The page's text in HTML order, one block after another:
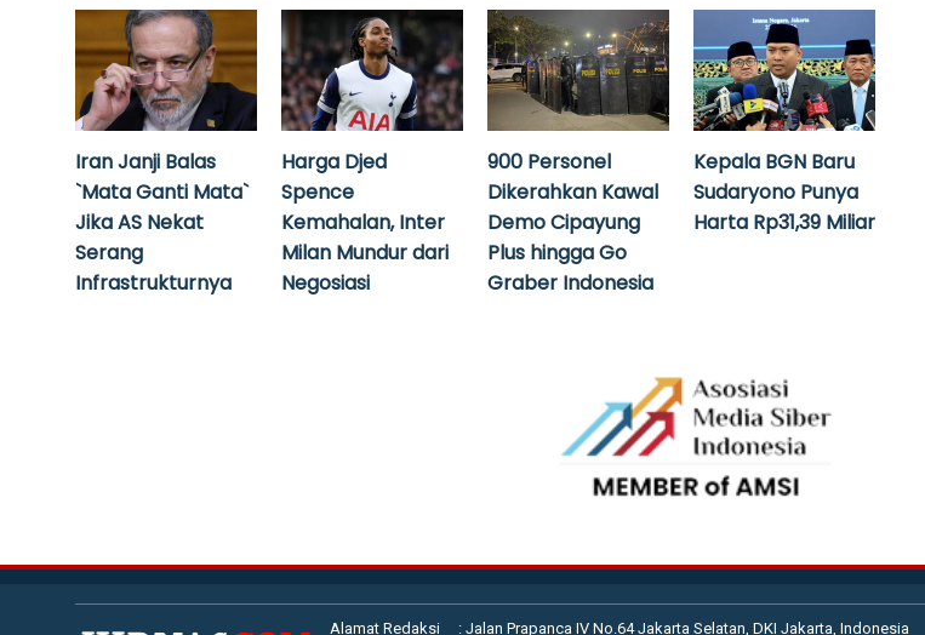
Iran Janji Balas
`Mata Ganti Mata`
Jika AS Nekat
Serang
Infrastrukturnya
Harga Djed
Spence
Kemahalan, Inter
Milan Mundur dari
Negosiasi
900 Personel
Dikerahkan Kawal
Demo Cipayung
Plus hingga Go
Graber Indonesia
Kepala BGN Baru
Sudaryono Punya
Harta Rp31,39 Miliar
Alamat Redaksi : Jalan Prapanca IV No.64 Jakarta Selatan, DKI Jakarta, Indonesia